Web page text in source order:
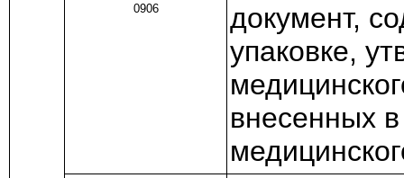
0906
документ,
упаковке,
внесенных